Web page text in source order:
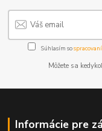
Súhlasím so
Môžete sa
Informácie pre